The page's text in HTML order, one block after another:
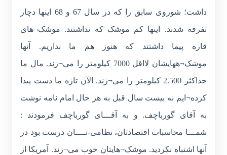
داشت؛ شوروی سابق را که در سال 67 و 68 اینها دچار
تفرقه شدند. اینها کم موشک که نداشتند. موشک¬های
قاره پیما داشتند که هنوز هم ما نداریم. آنها
موشک¬ههایشان لااقل 7000 کیلومتر را می¬زند. مال ما
حداکثر 2.500 کیلومتر را می¬زند. الآن تازه ما دست پیدا
کرده¬ایم نه بیست سال قبل به هر حال امام نامه نوشت
به آقای گورباچف. و به آقـــای گورباچف فرمودند :
شمـــا محاسبات اقتصادتان، نظامی-تــــان درست بود در
آنها اشتباه نکردید. موشک¬هایتان خوب می¬زند. آمریکا از